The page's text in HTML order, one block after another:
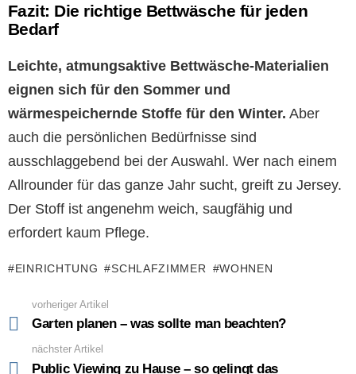
Fazit: Die richtige Bettwäsche für jeden
Bedarf
Leichte, atmungsaktive Bettwäsche-Materialien
eignen sich für den Sommer und
wärmespeichernde Stoffe für den Winter. Aber
auch die persönlichen Bedürfnisse sind
ausschlaggebend bei der Auswahl. Wer nach einem
Allrounder für das ganze Jahr sucht, greift zu Jersey.
Der Stoff ist angenehm weich, saugfähig und
erfordert kaum Pflege.
EINRICHTUNG SCHLAFZIMMER WOHNEN
more
vorheriger Artikel
Garten planen – was sollte man beachten?
nächster Artikel
Public Viewing zu Hause – so gelingt das